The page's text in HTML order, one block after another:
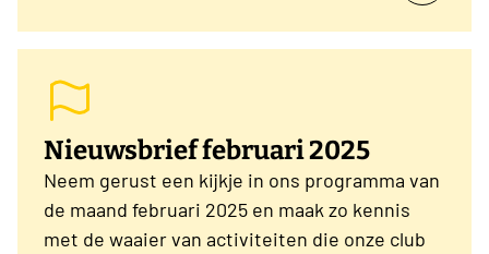
Nieuwsbrief februari 2025
Neem gerust een kijkje in ons programma van
de maand februari 2025 en maak zo kennis
met de waaier van activiteiten die onze club